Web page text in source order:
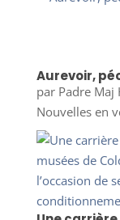
Aurevoir,
par Padre Maj
Nouvelles en